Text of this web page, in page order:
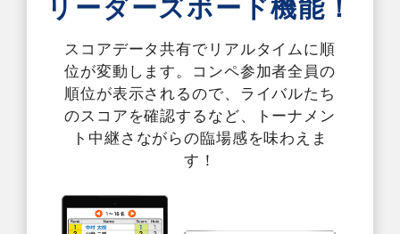
リーダーズボード機能！
スコアデータ共有でリアルタイムに順
位が変動します。コンペ参加者全員の
順位が表示されるので、ライバルたち
のスコアを確認するなど、トーナメン
ト中継さながらの臨場感を味わえま
す！